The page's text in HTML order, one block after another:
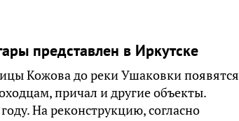
представлен в Иркутске
Кожова до реки Ушаковки появятся
причал и другие объекты.
На реконструкцию, согласно